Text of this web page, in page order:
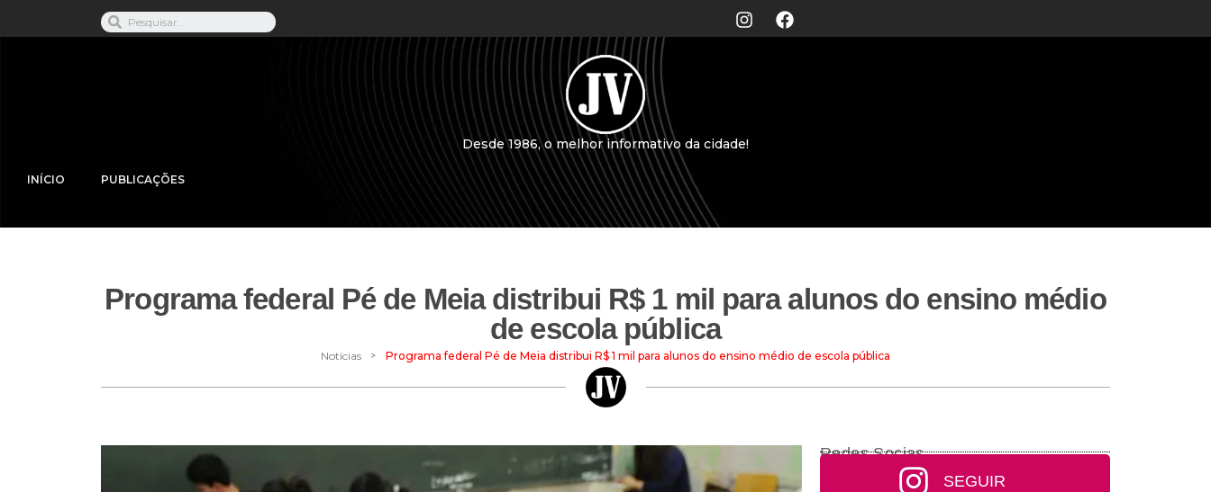
Desde 1986, o melhor informativo da cidade!
INÍCIO PUBLICAÇÕES
Programa federal Pé de Meia distribui R$ 1 mil para alunos do ensino médio
de escola pública
Notícias > Programa federal Pé de Meia distribui R$ 1 mil para alunos do ensino médio de escola pública
Redes Socias
SEGUIR